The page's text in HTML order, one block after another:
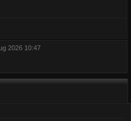
2026 10:47